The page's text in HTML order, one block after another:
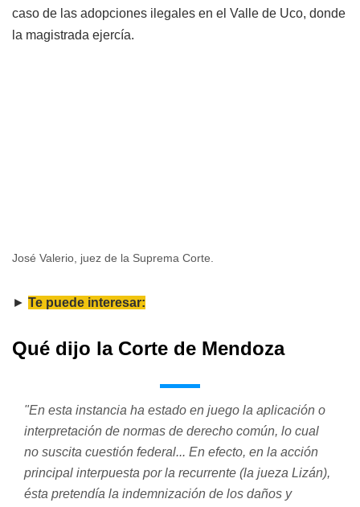
caso de las adopciones ilegales en el Valle de Uco, donde
la magistrada ejercía.
José Valerio, juez de la Suprema Corte.
► Te puede interesar:
Qué dijo la Corte de Mendoza
"En esta instancia ha estado en juego la aplicación o
interpretación de normas de derecho común, lo cual
no suscita cuestión federal... En efecto, en la acción
principal interpuesta por la recurrente (la jueza Lizán),
ésta pretendía la indemnización de los daños y